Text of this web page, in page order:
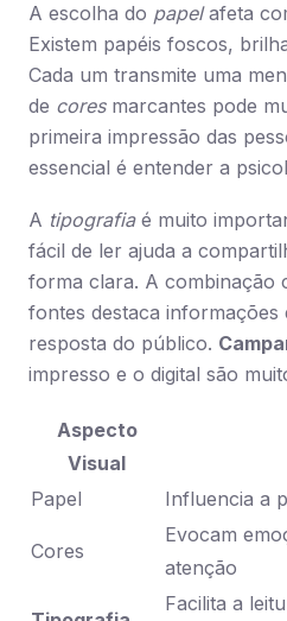
A escolha do papelafeta
Existem papéis foscos,
Cada um transmite uma
de coresmarcantes pode
primeira impressão das
essencial é entender a
A tipografiaé muito
fácil de ler ajuda a
forma clara. A combinação
fontes destaca informações
resposta do público.
impresso e o digital são
Aspecto
Visual
Papel Influencia a
Cores
Evocam
atenção
Facilita a